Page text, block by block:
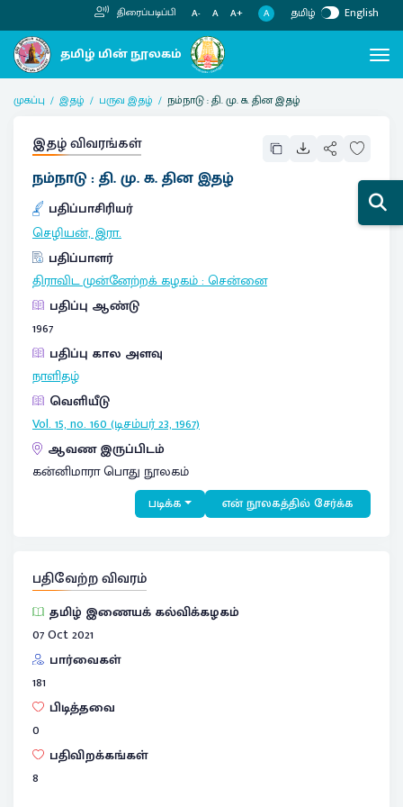
திரைப்படிப்பி A- A A+ A தமிழ் English
முகப்பு இதழ் பருவ இதழ் நம்நாடு : தி. மு. க. தின இதழ்
இதழ் விவரங்கள்
நம்நாடு : தி. மு. க. தின இதழ்
பதிப்பாசிரியர்
செழியன், இரா.
பதிப்பாளர்
திராவிட முன்னேற்றக் கழகம்:சென்னை
பதிப்பு ஆண்டு
1967
பதிப்பு கால அளவு
நாளிதழ்
வெளியீடு
Vol. 15, no. 160 (டிசம்பர் 23, 1967)
ஆவண இருப்பிடம்
கன்னிமாரா பொது நூலகம்
படிக்க என் நூலகத்தில் சேர்க்க
பதிவேற்ற விவரம்
தமிழ் இணையக் கல்விக்கழகம்
07 Oct 2021
பார்வைகள்
181
பிடித்தவை
0
பதிவிறக்கங்கள்
8